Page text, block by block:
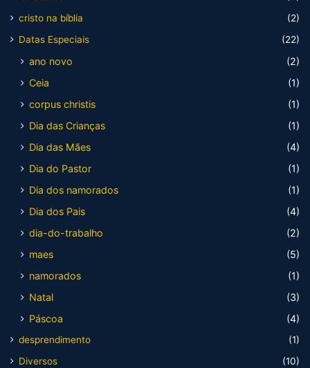
cristo na bíblia
(2)
Datas Especiais
(22)
ano novo
(2)
Ceia
(1)
corpus christis
(1)
Dia das Crianças
(1)
Dia das Mães
(4)
Dia do Pastor
(1)
Dia dos namorados
(1)
Dia dos Pais
(4)
dia-do-trabalho
(2)
maes
(5)
namorados
(1)
Natal
(3)
Páscoa
(4)
desprendimento
(1)
Diversos
(10)